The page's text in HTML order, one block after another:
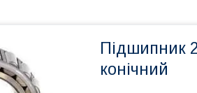
Підшипник
конічний